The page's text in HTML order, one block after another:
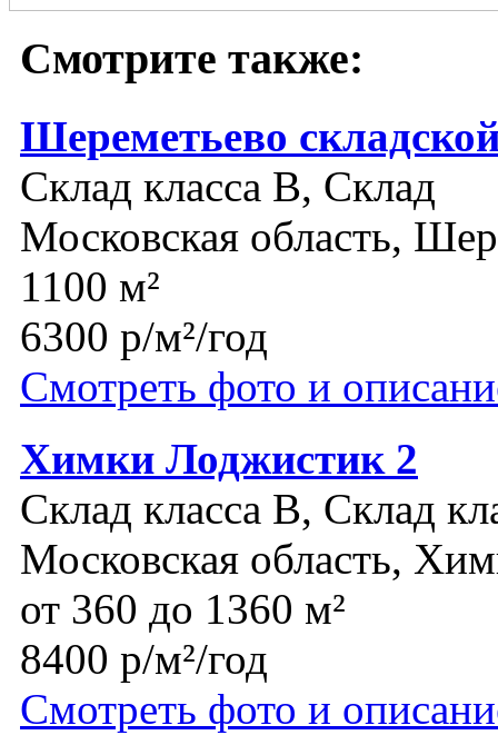
Смотрите также:
Шереметьево
Склад класса B, Склад
Московская область,
1100 м²
6300 р/м²/год
Смотреть фото и
Химки Лоджистик 2
Склад класса B, Склад
Московская область,
от 360 до 1360 м²
8400 р/м²/год
Смотреть фото и